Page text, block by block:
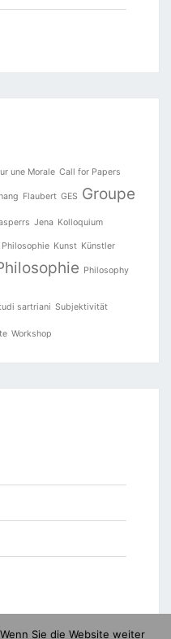
une Morale Call for Papers
Flaubert GES Groupe
Jena Kolloquium
Kunst Künstler
Philosophy
sartriani Subjektivität
Workshop
Sie die Website weiter